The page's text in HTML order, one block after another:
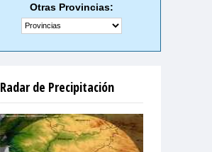
Otras Provincias:
Radar de Precipitación